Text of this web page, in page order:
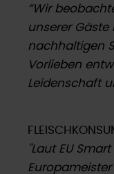
“Wir
unserer
nachhaltigen
Vorlieben
Leidenschaft
"Laut EU